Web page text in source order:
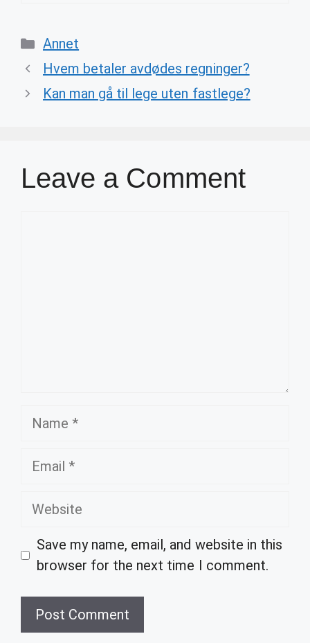
Categories
Annet
Hvem betaler avdødes regninger?
Kan man gå til lege uten fastlege?
Leave a Comment
Name
Email
Website
Save my name, email, and website in this
browser for the next time I comment.